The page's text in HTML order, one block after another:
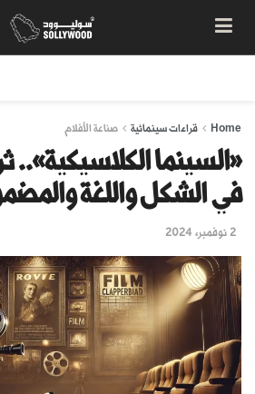
Home قراءات سينمائية صناعة الأفلام
«السينما
في الشكل واللغة
2 نوفمبر، 2024